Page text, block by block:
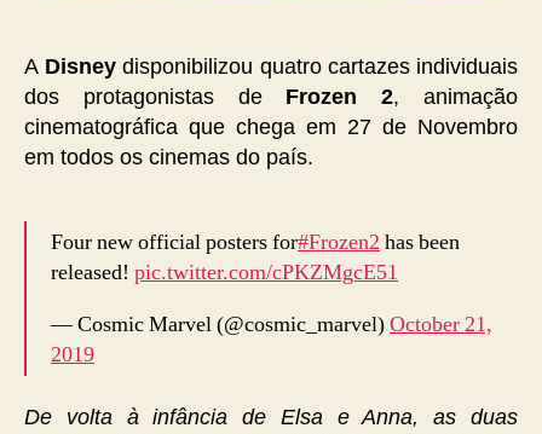
A Disney disponibilizou quatro cartazes individuais
dos protagonistas de Frozen 2, animação
cinematográfica que chega em 27 de Novembro
em todos os cinemas do país.
Four new official posters for#Frozen2 has been
released! pic.twitter.com/cPKZMgcE51
— Cosmic Marvel (@cosmic_marvel)October 21,
2019
De volta à infância de Elsa e Anna, as duas